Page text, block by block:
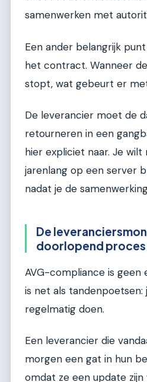
samenwerken met
Een ander belangrijk
het contract. Wanneer
stopt, wat gebeurt er
De leverancier moet de
retourneren in een
hier expliciet naar. Je
jarenlang op een server
nadat je de
De
doorlopend proces
AVG-compliance is geen
is net als
regelmatig doen.
Een leverancier die
morgen een gat in hun
omdat ze een update